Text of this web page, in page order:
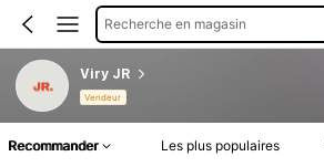
Recherche en magasin
Viry JR
Vendeur
Recommander Les plus populaires